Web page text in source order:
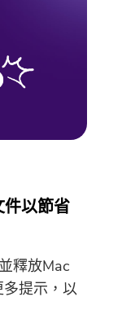
以節省
釋放Mac
提示，以